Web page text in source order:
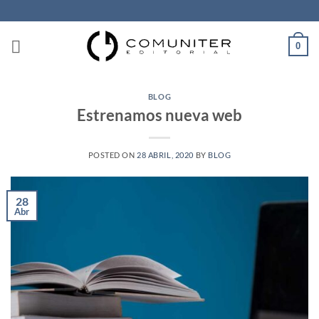
al
contenido
0
BLOG
Estrenamos nueva web
POSTED ON 28 ABRIL, 2020 BY BLOG
28
Abr